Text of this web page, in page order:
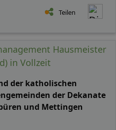
Teilen
Hausmeister
in Vollzeit
der katholischen
der Dekanate
und Mettingen